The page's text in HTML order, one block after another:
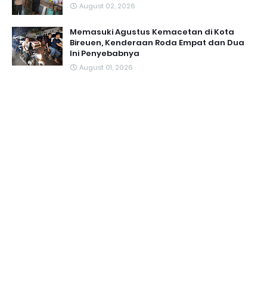
August 02, 2026
Memasuki Agustus Kemacetan di Kota
Bireuen, Kenderaan Roda Empat dan Dua
Ini Penyebabnya
August 01, 2026